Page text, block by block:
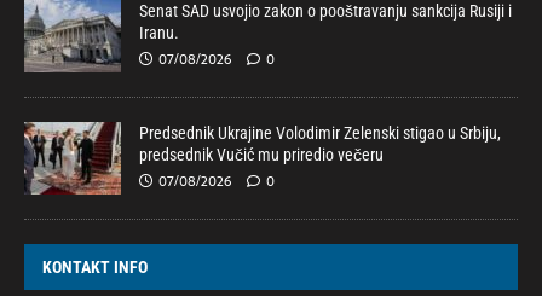
Senat SAD usvojio zakon o pooštravanju sankcija Rusiji i
Iranu.
07/08/2026 0
Predsednik Ukrajine Volodimir Zelenski stigao u Srbiju,
predsednik Vučić mu priredio večeru
07/08/2026 0
KONTAKT INFO